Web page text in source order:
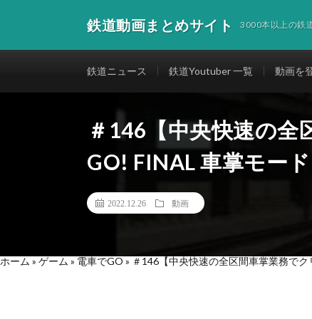
鉄道動画まとめサイト 3000本以上の鉄
鉄道ニュース 鉄道Youtuber 一覧 動画を
＃146【中央快速の全
GO! FINAL 車掌モー
2022.12.26 動画
ホーム » ゲーム » 電車でGO » ＃146【中央快速の全区間車掌業務で